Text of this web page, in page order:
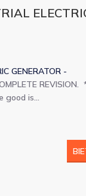
GENERATOR -
is…